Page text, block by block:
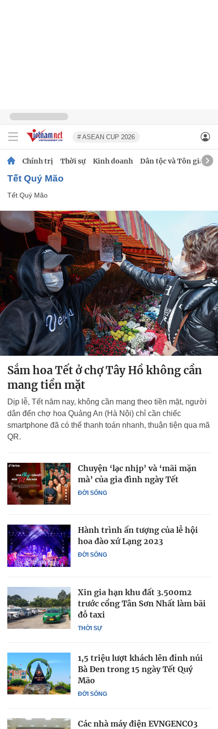
# ASEAN CUP 2026
Chính trị Thời sự Kinh doanh Dân tộc và Tôn giáo
Tết Quý Mão
Tết Quý Mão
Sắm hoa Tết ở chợ Tây Hồ không cần
mang tiền mặt
Dịp lễ, Tết năm nay, không cần mang theo tiền mặt, người
dân đến chợ hoa Quảng An (Hà Nội) chỉ cần chiếc
smartphone đã có thể thanh toán nhanh, thuận tiện qua mã
QR.
ĐỜI SỐNG
Chuyện ‘lạc nhịp’ và ‘mãi mặn
mà’ của gia đình ngày Tết
ĐỜI SỐNG
Hành trình ấn tượng của lễ hội
hoa đào xứ Lạng 2023
THỜI SỰ
Xin gia hạn khu đất 3.500m2
trước cổng Tân Sơn Nhất làm bãi
đỗ taxi
ĐỜI SỐNG
1,5 triệu lượt khách lên đỉnh núi
Bà Đen trong 15 ngày Tết Quý
Mão
Các nhà máy điện EVNGENCO3